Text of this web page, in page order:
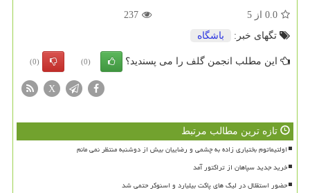
0.0 از 5
237
تگهای خبر:
باشگاه
این مطلب انجمن گلف را می پسندید؟ (0)
(0)
X
تازه ترین مطالب مرتبط
اولتیماتوم بختیاری زاده به چشمی و رضاییان بیش از دوشنبه منتظر نمی مانم
خرید جدید سپاهان از تراکتور آمد
حضور استقلال در لیگ های پاکت بیلیارد و اسنوکر حتمی شد